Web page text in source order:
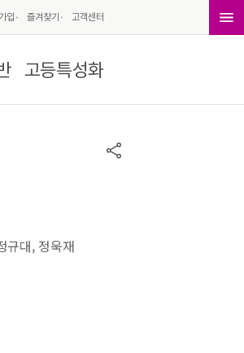
입 즐겨찾기 고객센터
고등특성화
규대, 정욱재